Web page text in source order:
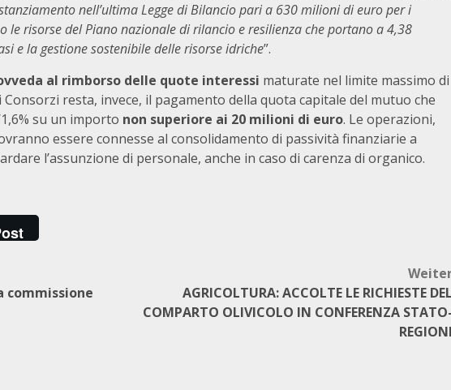
nell’ultima Legge di Bilancio pari a 630 milioni di euro per i
le risorse del Piano nazionale di rilancio e resilienza che portano a 4,38
e la gestione sostenibile delle risorse idriche”.
al rimborso delle quote interessi maturate nel limite massimo di
resta, invece, il pagamento della quota capitale del mutuo che
su un importo non superiore ai 20 milioni di euro. Le operazioni,
essere connesse al consolidamento di passività finanziarie a
l’assunzione di personale, anche in caso di carenza di organico.
commissione
AGRICOLTURA: ACCOLTE LE RICHIESTE
COMPARTO OLIVICOLO IN CONFERENZA